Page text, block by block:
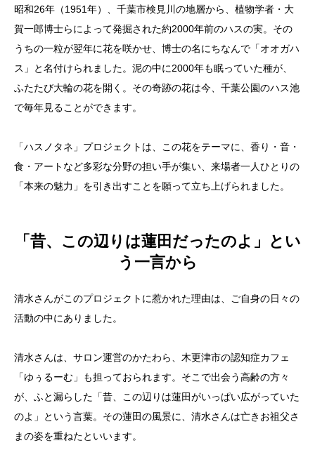
昭和26年（1951年）、千葉市検見川の地層から、植物学者・大
賀一郎博士らによって発掘された約2000年前のハスの実。その
うちの一粒が翌年に花を咲かせ、博士の名にちなんで「オオガハ
ス」と名付けられました。泥の中に2000年も眠っていた種が、
ふたたび大輪の花を開く。その奇跡の花は今、千葉公園のハス池
で毎年見ることができます。
「ハスノタネ」プロジェクトは、この花をテーマに、香り・音・
食・アートなど多彩な分野の担い手が集い、来場者一人ひとりの
「本来の魅力」を引き出すことを願って立ち上げられました。
「昔、この辺りは蓮田だったのよ」とい
う一言から
清水さんがこのプロジェクトに惹かれた理由は、ご自身の日々の
活動の中にありました。
清水さんは、サロン運営のかたわら、木更津市の認知症カフェ
「ゆぅるーむ」も担っておられます。そこで出会う高齢の方々
が、ふと漏らした「昔、この辺りは蓮田がいっぱい広がっていた
のよ」という言葉。その蓮田の風景に、清水さんは亡きお祖父さ
まの姿を重ねたといいます。